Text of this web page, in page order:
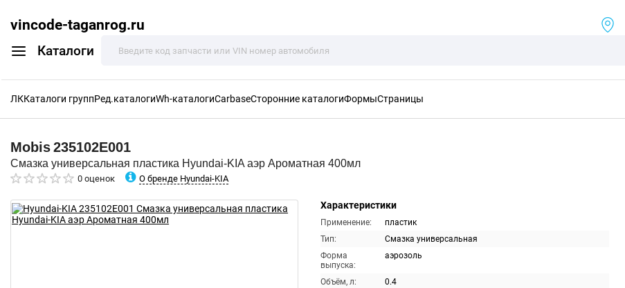
vincode-taganrog.ru
Каталоги
ЛККаталоги группРед.каталогиWh-каталогиCarbaseСторонние каталогиФормыСтраницы
Mobis235102E001
Смазка универсальная пластика Hyundai-KIA аэр Ароматная 400мл
0 оценок О бренде Hyundai-KIA
Характеристики
Применение:
пластик
Тип:
Смазка универсальная
Форма
выпуска:
аэрозоль
Объём, л:
0.4